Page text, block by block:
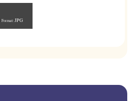
Format: JPG